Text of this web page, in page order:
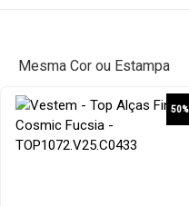
Mesma Cor ou Estampa
50%